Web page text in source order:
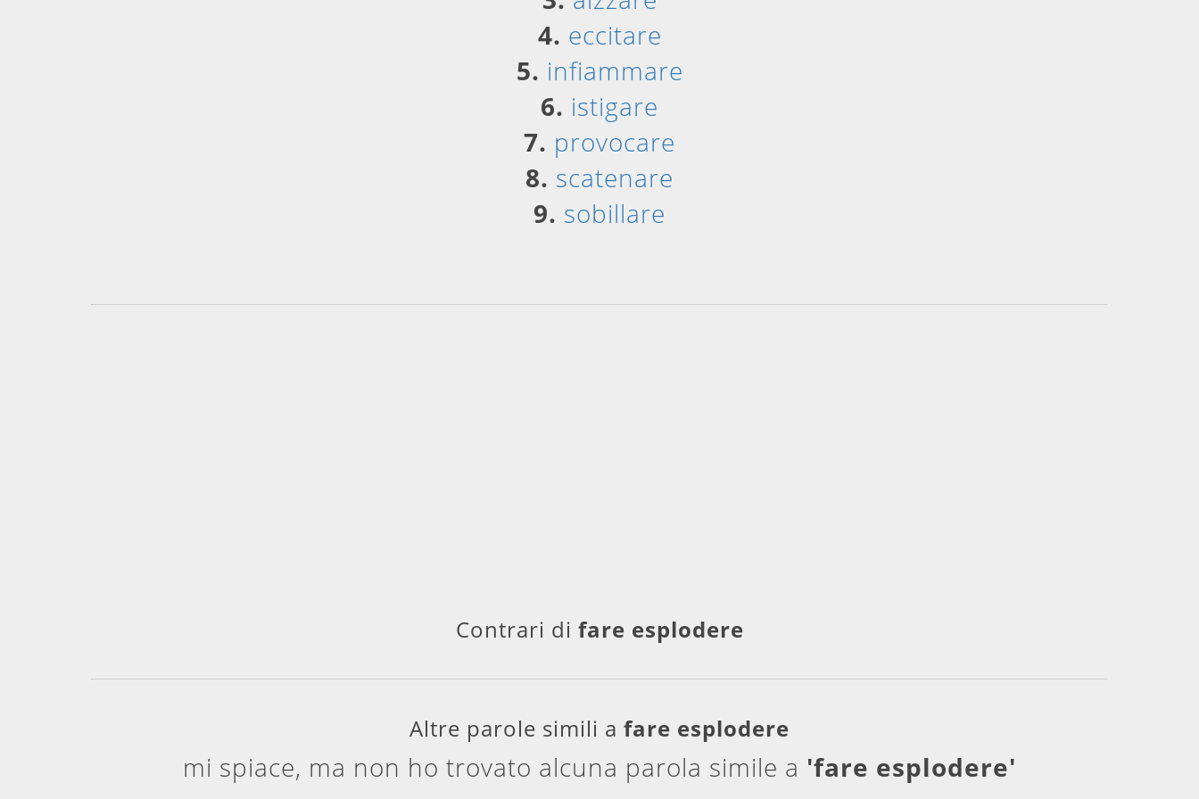
4. eccitare
5. infiammare
6. istigare
7. provocare
8. scatenare
9. sobillare
Contrari di fare esplodere
Altre parole simili a fare esplodere
mi spiace, ma non ho trovato alcuna parola simile a 'fare esplodere'